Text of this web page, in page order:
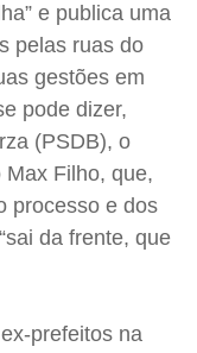
e publica uma
pelas ruas do
gestões em
pode dizer,
(PSDB), o
Filho, que,
processo e dos
da frente, que
prefeitos na